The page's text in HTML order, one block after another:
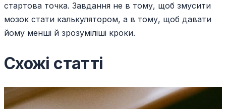
стартова точка. Завдання не в тому, щоб змусити
мозок стати калькулятором, а в тому, щоб давати
йому менші й зрозуміліші кроки.
Схожі статті